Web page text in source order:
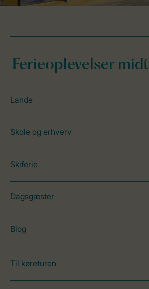
Ferieoplevelser
Lande
Skole og erhverv
Skiferie
Dagsgæster
Blog
Til køreturen